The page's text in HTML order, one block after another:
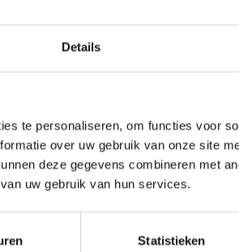
Details
te personaliseren, om functies voor
over uw gebruik van onze site
deze gegevens combineren met
uw gebruik van hun services.
Statistieken
366 cm
85 cm
17.1 kg